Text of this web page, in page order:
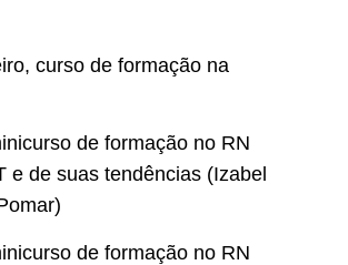
curso de formação na
de formação no RN
e de suas tendências (Izabel
de formação no RN